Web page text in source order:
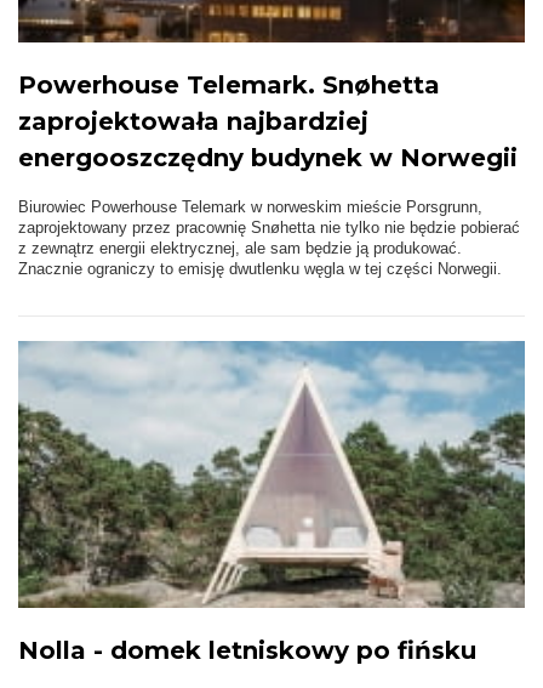
Powerhouse Telemark. Snøhetta
zaprojektowała najbardziej
energooszczędny budynek w Norwegii
Biurowiec Powerhouse Telemark w norweskim mieście Porsgrunn,
zaprojektowany przez pracownię Snøhetta nie tylko nie będzie pobierać
z zewnątrz energii elektrycznej, ale sam będzie ją produkować.
Znacznie ograniczy to emisję dwutlenku węgla w tej części Norwegii.
Nolla - domek letniskowy po fińsku